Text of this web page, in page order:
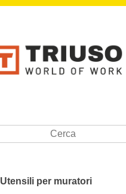
Utensili per muratori